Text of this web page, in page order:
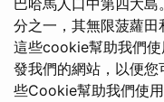
巴哈馬人口中第四大
分之一，其無限菠蘿田
這些cookie幫助我們
發我們的網站，以便您
些Cookie幫助我們使